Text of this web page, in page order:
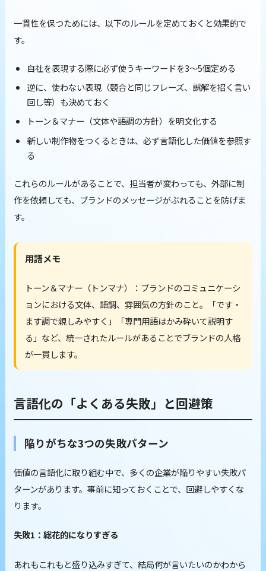
一貫性を保つためには、以下のルールを定めておくと効果的で
す。
自社を表現する際に必ず使うキーワードを3〜5個定める
逆に、使わない表現（競合と同じフレーズ、誤解を招く言い
回し等）も決めておく
トーン＆マナー（文体や語調の方針）を明文化する
新しい制作物をつくるときは、必ず言語化した価値を参照す
る
これらのルールがあることで、担当者が変わっても、外部に制
作を依頼しても、ブランドのメッセージがぶれることを防げま
す。
用語メモ
トーン＆マナー（トンマナ）：ブランドのコミュニケーシ
ョンにおける文体、語調、雰囲気の方針のこと。「です・
ます調で親しみやすく」「専門用語はかみ砕いて説明す
る」など、統一されたルールがあることでブランドの人格
が一貫します。
言語化の「よくある失敗」と回避策
陥りがちな3つの失敗パターン
価値の言語化に取り組む中で、多くの企業が陥りやすい失敗パ
ターンがあります。事前に知っておくことで、回避しやすくな
ります。
失敗1：総花的になりすぎる
あれもこれもと盛り込みすぎて、結局何が言いたいのかわから